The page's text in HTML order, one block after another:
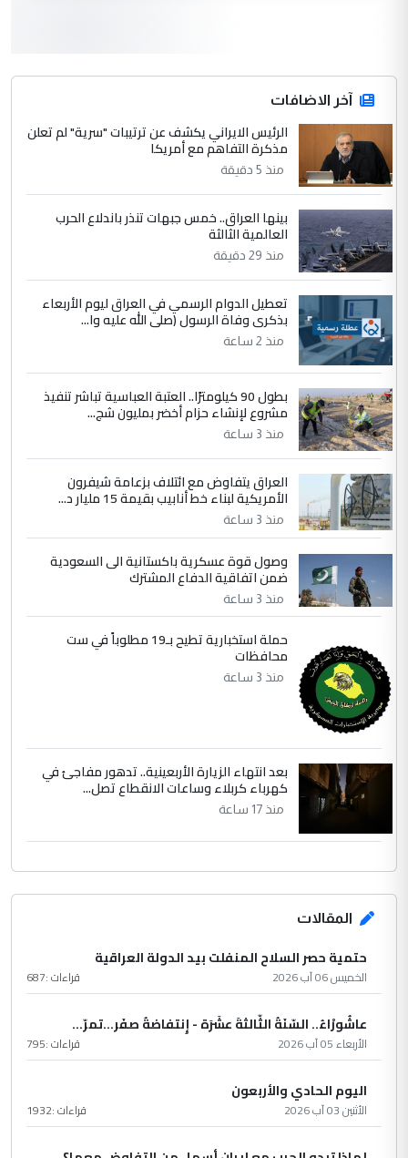
التعليق : قرار مستعجل جدا ولامصلحة فيه
للوزاره ولا للمواطن القرار الصائب يكون بعد
الاستماع للمدير ومغرفة ...
الموضوع :
وزير الصحة يعفي مدير مستشفى الكرخ
العام في بغداد
4 سردار
التعليق : واحد من عصابة علي ماما يسقط
جنسية الرافد الثالث للعراق ومن اصول عريقة
ابا فرات ...
الموضوع :
الجواهري يرد على صدام حسين سل
مضجعيك يابن الزنا (نص كامل)
5 سردار
التعليق : واحد من عصابة علي ماما يسقط
جنسية الرافد الثالث للعراق ومن اصول عريقة
الموضوع :
الجواهري يرد على صدام حسين سل
مضجعيك يابن الزنا (نص كامل)
آخر الاضافات
الرئيس الايراني يكشف عن ترتيبات "سرية" لم تعلن
مذكرة التفاهم مع أمريكا
منذ 5 دقيقة
بينها العراق.. خمس جبهات تنذر باندلاع الحرب
العالمية الثالثة
منذ 29 دقيقة
تعطيل الدوام الرسمي في العراق ليوم الأربعاء
بذكرى وفاة الرسول (صلى الله عليه وا...
منذ 2 ساعة
بطول 90 كيلومترًا.. العتبة العباسية تباشر تنفيذ
مشروع لإنشاء حزام أخضر بمليون شج...
منذ 3 ساعة
العراق يتفاوض مع ائتلاف بزعامة شيفرون
الأمريكية لبناء خط أنابيب بقيمة 15 مليار د...
منذ 3 ساعة
وصول قوة عسكرية باكستانية الى السعودية
ضمن اتفاقية الدفاع المشترك
منذ 3 ساعة
حملة استخبارية تطيح بـ19 مطلوباً في ست
محافظات
منذ 3 ساعة
بعد انتهاء الزيارة الأربعينية.. تدهور مفاجئ في
كهرباء كربلاء وساعات الانقطاع تصل...
منذ 17 ساعة
المقالات
حتمية حصر السلاح المنفلت بيد الدولة العراقية
الخميس 06 آب 2026 قراءات :687
عاشُورْاءُ.. السّنَةُ الثّالثةَ عشَرَة - إِنتفاضةُ صفَر…تمرّ...
الأربعاء 05 آب 2026 قراءات :795
اليوم الحادي والأربعون
الأثنين 03 آب 2026 قراءات :1932